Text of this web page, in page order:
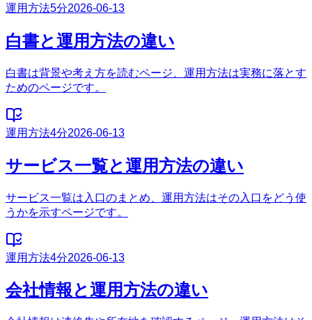
運用方法5分2026-06-13
白書と運用方法の違い
白書は背景や考え方を読むページ、運用方法は実務に落とす
ためのページです。
運用方法4分2026-06-13
サービス一覧と運用方法の違い
サービス一覧は入口のまとめ、運用方法はその入口をどう使
うかを示すページです。
運用方法4分2026-06-13
会社情報と運用方法の違い